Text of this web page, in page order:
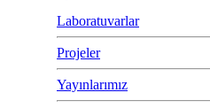
Laboratuvarlar
Projeler
Yayınlarımız